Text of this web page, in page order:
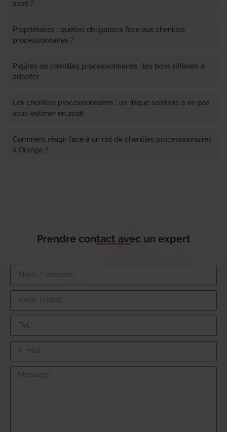
2026 ?
Propriétaires : quelles obligations face aux chenilles
processionnaires ?
Piqûres de chenilles processionnaires : les bons réflexes à
adopter
Les chenilles processionnaires : un risque sanitaire à ne pas
sous-estimer en 2026
Comment réagir face à un nid de chenilles processionnaires
à Orange ?
Prendre contact avec un expert